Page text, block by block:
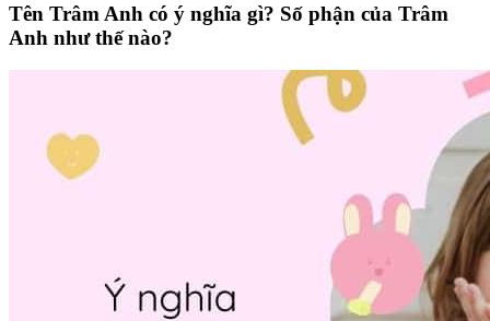
Tên Trâm Anh có ý nghĩa gì? Số phận của Trâm
Anh như thế nào?